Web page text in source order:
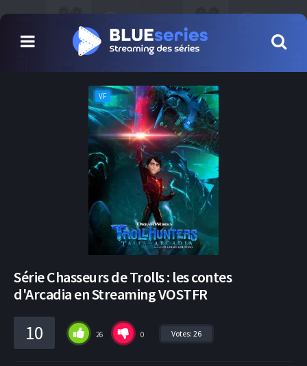
VF
Série Chasseurs de Trolls : les contes
d'Arcadia en Streaming VOSTFR
10 26 0 Votes: 26